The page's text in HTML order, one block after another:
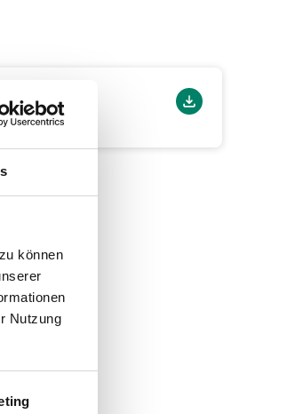
können
Nutzung